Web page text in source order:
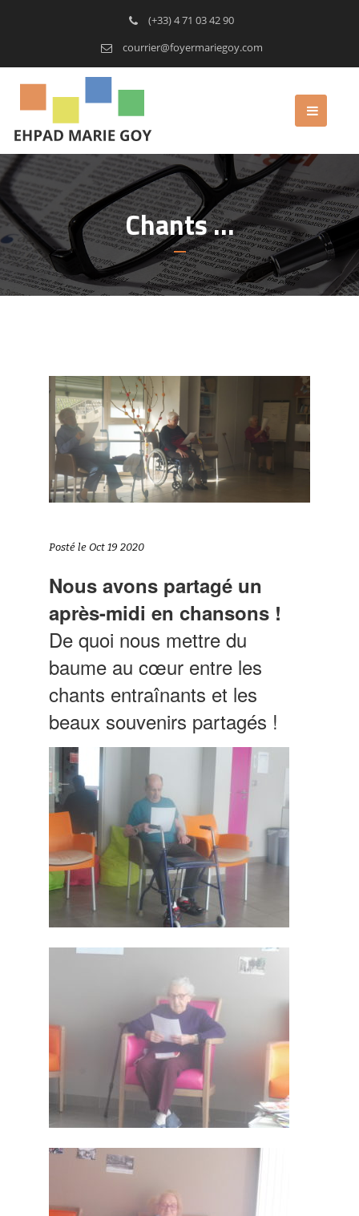
(+33) 4 71 03 42 90
courrier@foyermariegoy.com
Chants …
Posté le Oct 19 2020
Nous avons partagé un
après-midi en chansons !
De quoi nous mettre du
baume au cœur entre les
chants entraînants et les
beaux souvenirs partagés !